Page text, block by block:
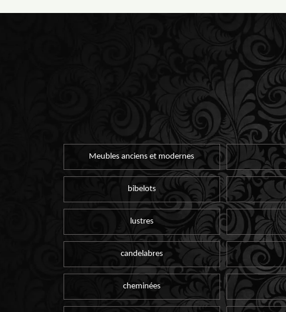
Meubles anciens et modernes
bibelots
lustres
candelabres
cheminées